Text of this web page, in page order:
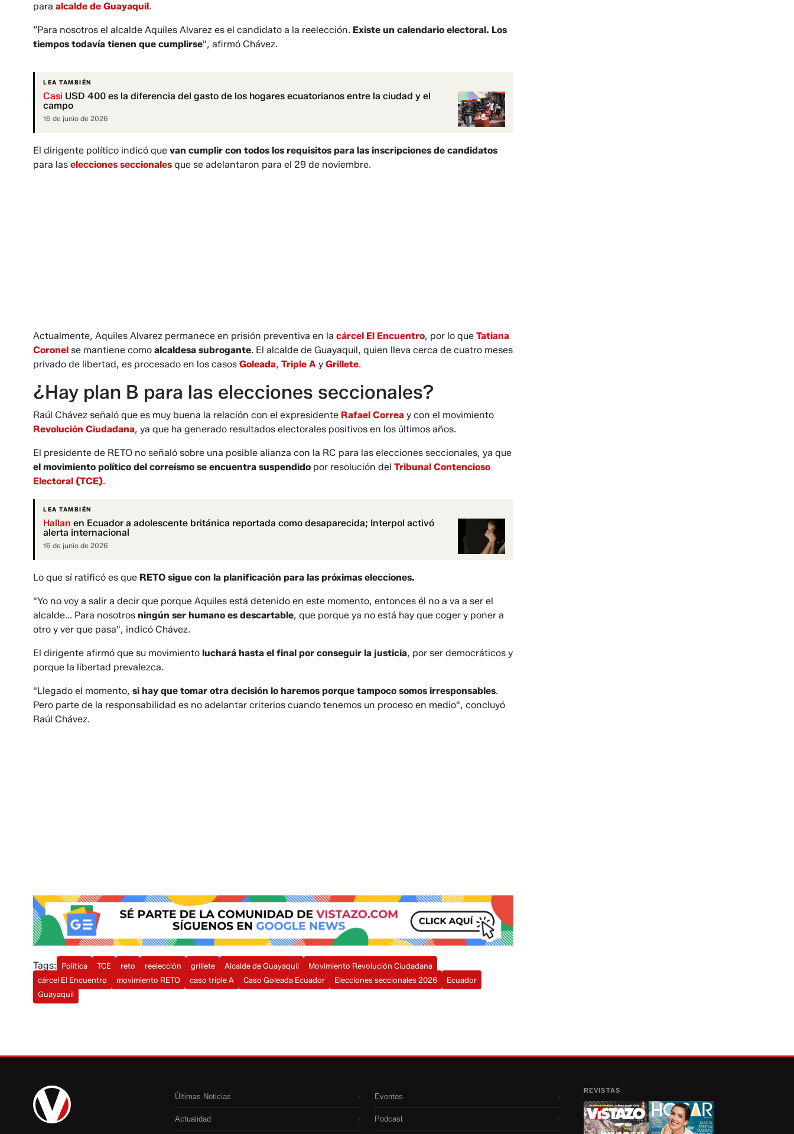
para alcalde de Guayaquil.
“Para nosotros el alcalde Aquiles Alvarez es el candidato a la reelección. Existe un calendario electoral. Los
tiempos todavía tienen que cumplirse", afirmó Chávez.
LEA TAMBIÉN
Casi USD 400 es la diferencia del gasto de los hogares ecuatorianos entre la ciudad y el
campo
16 de junio de 2026
El dirigente político indicó que van cumplir con todos los requisitos para las inscripciones de candidatos
para las elecciones seccionales que se adelantaron para el 29 de noviembre.
Actualmente, Aquiles Alvarez permanece en prisión preventiva en la cárcel El Encuentro, por lo que Tatiana
Coronel se mantiene como alcaldesa subrogante. El alcalde de Guayaquil, quien lleva cerca de cuatro meses
privado de libertad, es procesado en los casos Goleada, Triple A y Grillete.
¿Hay plan B para las elecciones seccionales?
Raúl Chávez señaló que es muy buena la relación con el expresidente Rafael Correa y con el movimiento
Revolución Ciudadana, ya que ha generado resultados electorales positivos en los últimos años.
El presidente de RETO no señaló sobre una posible alianza con la RC para las elecciones seccionales, ya que
el movimiento político del correísmo se encuentra suspendido por resolución del Tribunal Contencioso
Electoral (TCE).
LEA TAMBIÉN
Hallan en Ecuador a adolescente británica reportada como desaparecida; Interpol activó
alerta internacional
16 de junio de 2026
Lo que sí ratificó es que RETO sigue con la planificación para las próximas elecciones.
"Yo no voy a salir a decir que porque Aquiles está detenido en este momento, entonces él no a va a ser el
alcalde... Para nosotros ningún ser humano es descartable, que porque ya no está hay que coger y poner a
otro y ver que pasa", indicó Chávez.
El dirigente afirmó que su movimiento luchará hasta el final por conseguir la justicia, por ser democráticos y
porque la libertad prevalezca.
"Llegado el momento, si hay que tomar otra decisión lo haremos porque tampoco somos irresponsables.
Pero parte de la responsabilidad es no adelantar criterios cuando tenemos un proceso en medio", concluyó
Raúl Chávez.
Tags: Política TCE reto reelección grillete Alcalde de Guayaquil
Movimiento Revolución Ciudadana
cárcel El Encuentro
movimiento RETO caso triple A Caso Goleada Ecuador Elecciones seccionales 2026
Ecuador
Guayaquil
Últimas Noticias ›
Actualidad ›
Eventos ›
Podcast ›
REVISTAS